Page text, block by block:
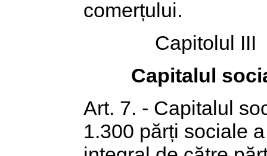
comerțului.
Capitolul III
Capitalul
Art. 7. - Capitalul
1.300 părți sociale